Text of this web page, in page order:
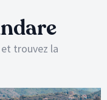
trouvez la